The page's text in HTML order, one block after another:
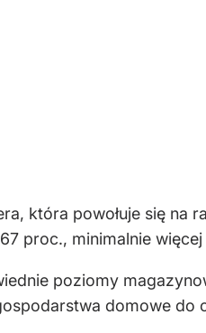
która powołuje się
proc., minimalnie
poziomy
domowe